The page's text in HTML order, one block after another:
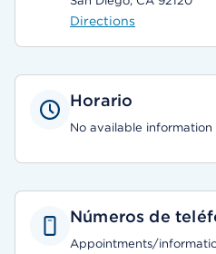
Directions
Horario
No available information
Números de
Appointments/